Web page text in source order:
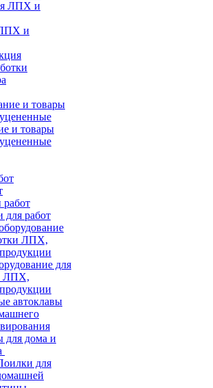
и
и товары
работ
для работ
для
ЛПХ,
автоклавы
для дома и
для